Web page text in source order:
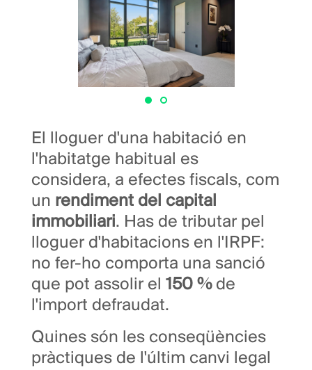
El lloguer d'una habitació en
l'habitatge habitual es
considera, a efectes fiscals, com
un rendiment del capital
immobiliari. Has de tributar pel
lloguer d'habitacions en l'IRPF:
no fer-ho comporta una sanció
que pot assolir el 150 %de
l'import defraudat.
Quines són les conseqüències
pràctiques de l'últim canvi legal